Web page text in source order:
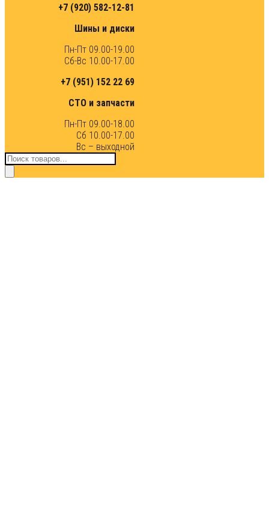
+7 (920) 582-12-81
Шины и диски
Пн-Пт 09.00-19.00
Сб-Вс 10.00-17.00
+7 (951) 152 22 69
СТО и запчасти
Пн-Пт 09.00-18.00
Сб 10.00-17.00
Вс – выходной
Поиск
товаров